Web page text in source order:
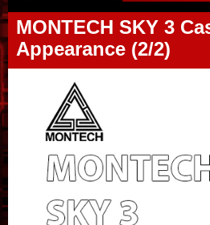
MONTECH SKY 3
Appearance (2/2)